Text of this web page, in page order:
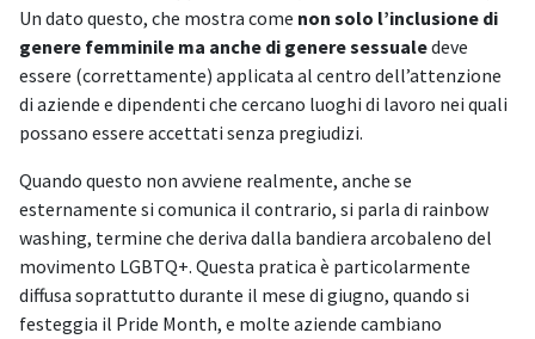
Un dato questo, che mostra come non solo l’inclusione di
genere femminile ma anche di genere sessualedeve
essere (correttamente) applicata al centro dell’attenzione
di aziende e dipendenti che cercano luoghi di lavoro nei quali
possano essere accettati senza pregiudizi.
Quando questo non avviene realmente, anche se
esternamente si comunica il contrario, si parla di rainbow
washing, termine che deriva dalla bandiera arcobaleno del
movimento LGBTQ+. Questa pratica è particolarmente
diffusa soprattutto durante il mese di giugno, quando si
festeggia il Pride Month, e molte aziende cambiano